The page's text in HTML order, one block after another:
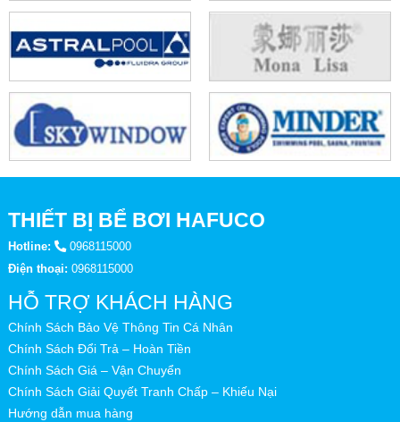
THIẾT BỊ BỂ BƠI HAFUCO
Hotline:
0968115000
Điện thoại: 0968115000
HỖ TRỢ KHÁCH HÀNG
Chính Sách Bảo Vệ Thông Tin Cá Nhân
Chính Sách Đổi Trả – Hoàn Tiền
Chính Sách Giá – Vận Chuyển
Chính Sách Giải Quyết Tranh Chấp – Khiếu Nại
Hướng dẫn mua hàng